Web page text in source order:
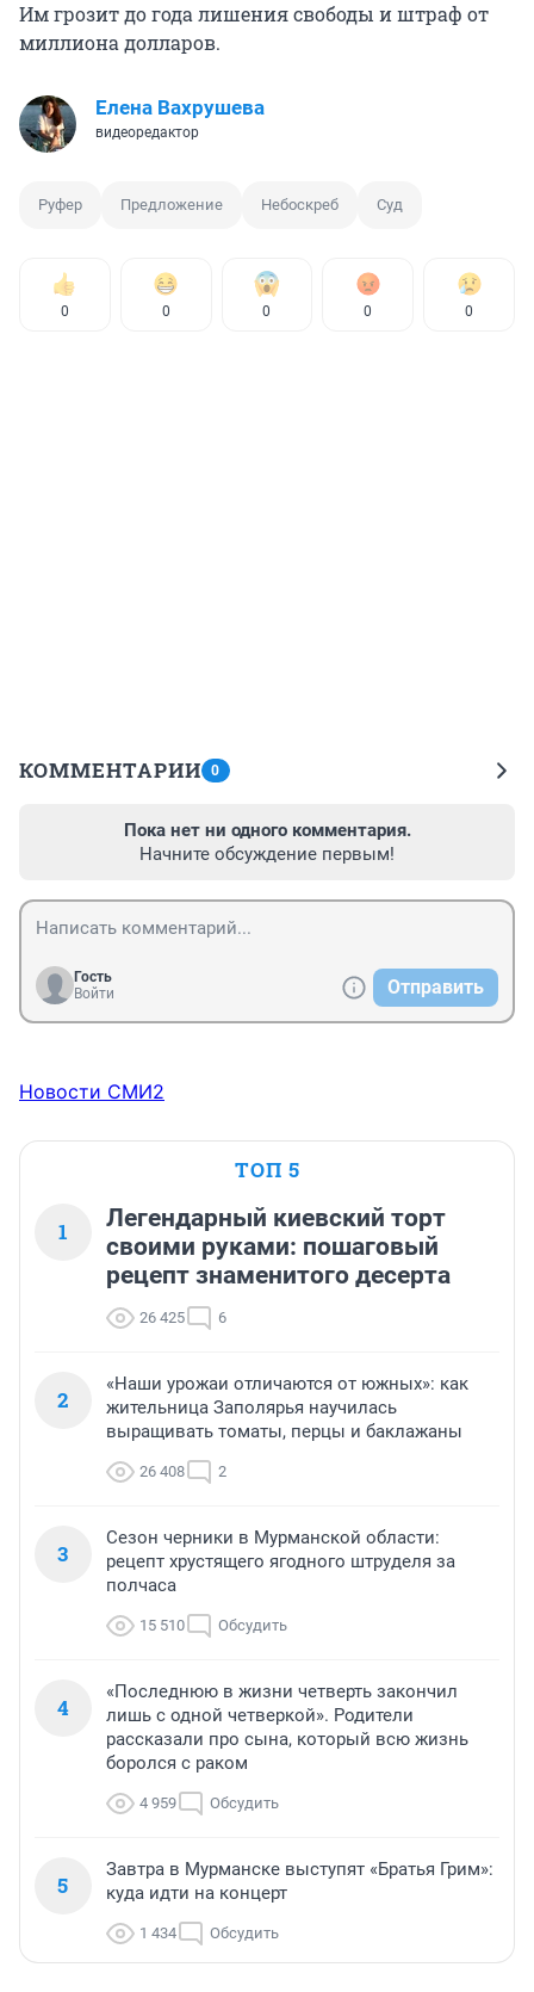
Им грозит до года лишения свободы и штраф от
миллиона долларов.
Елена Вахрушева
видеоредактор
Руфер Предложение Небоскреб Суд
0 0 0 0 0
КОММЕНТАРИИ 0
Пока нет ни одного комментария.
Начните обсуждение первым!
Гость
Войти
Отправить
Новости СМИ2
ТОП 5
1
Легендарный киевский торт
своими руками: пошаговый
рецепт знаменитого десерта
26 425 6
2
«Наши урожаи отличаются от южных»: как
жительница Заполярья научилась
выращивать томаты, перцы и баклажаны
26 408 2
3
Сезон черники в Мурманской области:
рецепт хрустящего ягодного штруделя за
полчаса
15 510 Обсудить
4
«Последнюю в жизни четверть закончил
лишь с одной четверкой». Родители
рассказали про сына, который всю жизнь
боролся с раком
4 959 Обсудить
5
Завтра в Мурманске выступят «Братья Грим»:
куда идти на концерт
1 434 Обсудить